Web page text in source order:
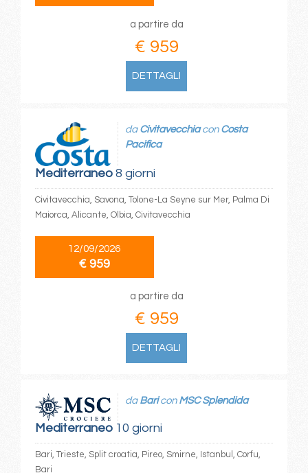
a partire da
€ 959
DETTAGLI
Mediterraneo8 giorni
da Civitavecchiacon Costa
Pacifica
Civitavecchia, Savona, Tolone-La Seyne sur Mer, Palma Di
Maiorca, Alicante, Olbia, Civitavecchia
12/09/2026
€ 959
a partire da
€ 959
DETTAGLI
Mediterraneo10 giorni
da Baricon MSC Splendida
Bari, Trieste, Split croatia, Pireo, Smirne, Istanbul, Corfu,
Bari